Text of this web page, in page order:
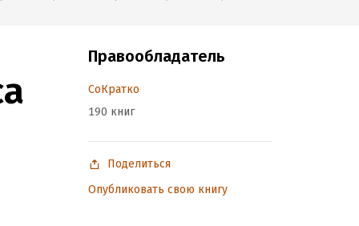
Правообладатель
СоКратко
190 книг
Поделиться
Опубликовать свою книгу